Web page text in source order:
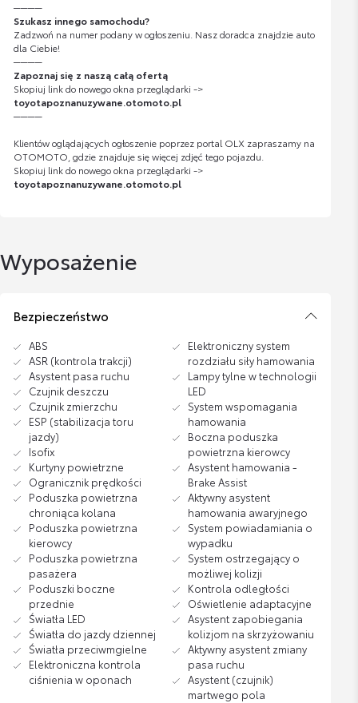
────
Szukasz innego samochodu?
Zadzwoń na numer podany w ogłoszeniu. Nasz doradca znajdzie auto
dla Ciebie!
────
Zapoznaj się z naszą całą ofertą
Skopiuj link do nowego okna przeglądarki ->
toyotapoznanuzywane.otomoto.pl
────
Klientów oglądających ogłoszenie poprzez portal OLX zapraszamy na
OTOMOTO, gdzie znajduje się więcej zdjęć tego pojazdu.
Skopiuj link do nowego okna przeglądarki ->
toyotapoznanuzywane.otomoto.pl
Wyposażenie
Bezpieczeństwo
ABS
ASR (kontrola trakcji)
Asystent pasa ruchu
Czujnik deszczu
Czujnik zmierzchu
ESP (stabilizacja toru
jazdy)
Isofix
Kurtyny powietrzne
Ogranicznik prędkości
Poduszka powietrzna
chroniąca kolana
Poduszka powietrzna
kierowcy
Poduszka powietrzna
pasażera
Poduszki boczne
przednie
Światła LED
Światła do jazdy dziennej
Światła przeciwmgielne
Elektroniczna kontrola
ciśnienia w oponach
Elektroniczny system
rozdziału siły hamowania
Lampy tylne w technologii
LED
System wspomagania
hamowania
Boczna poduszka
powietrzna kierowcy
Asystent hamowania -
Brake Assist
Aktywny asystent
hamowania awaryjnego
System powiadamiania o
wypadku
System ostrzegający o
możliwej kolizji
Kontrola odległości
Oświetlenie adaptacyjne
Asystent zapobiegania
kolizjom na skrzyżowaniu
Aktywny asystent zmiany
pasa ruchu
Asystent (czujnik)
martwego pola